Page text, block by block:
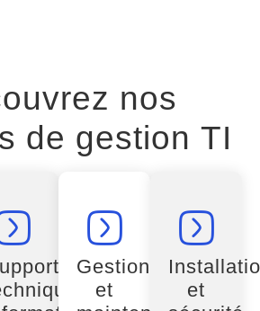
nos
de gestion TI
Gestion
et
et